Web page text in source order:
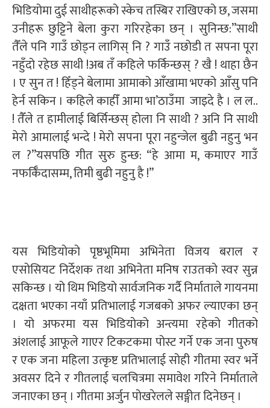
भिडियोमा दुई साथीहरूको स्केच तस्बिर राखिएको छ, जसमा
उनीहरू छुट्टिने बेला कुरा गरिरहेका छन् । सुनिन्छ:”साथी
तैँले पनि गाउँ छोड्न लागिस् नि ? गाउँ नछोडी त सपना पूरा
नहुँदो रहेछ साथी !अब तँ कहिले फर्किन्छस् ? खै ! थाहा छैन
। ए सुन त ! हिँड्ने बेलामा आमाको आँखामा भएको आँसु पनि
हेर्न सकिन । कहिले काहीँ आमा भा’ठाउँमा जाइदे है । ल ल..
! तैँले त हामीलाई बिर्सिन्छस् होला नि साथी ? अनि नि साथी
मेरो आमालाई भन्दे ! मेरो सपना पूरा नहुन्जेल बुढी नहुनु भन
ल ?”यसपछि गीत सुरु हुन्छ: “हे आमा म, कमाएर गाउँ
नफर्किँदासम्म, तिमी बुढी नहुनु है !”
यस भिडियोको पृष्ठभूमिमा अभिनेता विजय बराल र
एसोसियट निर्देशक तथा अभिनेता मनिष राउतको स्वर सुन्न
सकिन्छ । यो थिम भिडियो सार्वजनिक गर्दै निर्माताले गायनमा
दक्षता भएका नयाँ प्रतिभालाई गजबको अफर ल्याएका छन्
। यो अफरमा यस भिडियोको अन्त्यमा रहेको गीतको
अंशलाई आफूले गाएर टिकटकमा पोस्ट गर्ने एक जना पुरुष
र एक जना महिला उत्कृष्ट प्रतिभालाई सोही गीतमा स्वर भर्ने
अवसर दिने र गीतलाई चलचित्रमा समावेश गरिने निर्माताले
जनाएका छन् । गीतमा अर्जुन पोखरेलले सङ्गीत दिनेछन् ।